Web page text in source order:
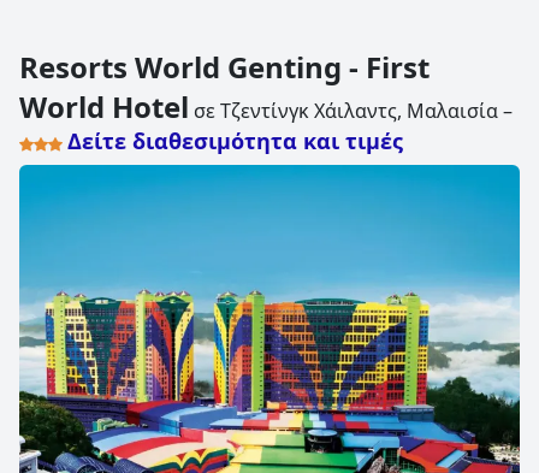
Resorts World Genting - First
World Hotel σε Τζεντίνγκ Χάιλαντς, Μαλαισία –
Δείτε διαθεσιμότητα και τιμές